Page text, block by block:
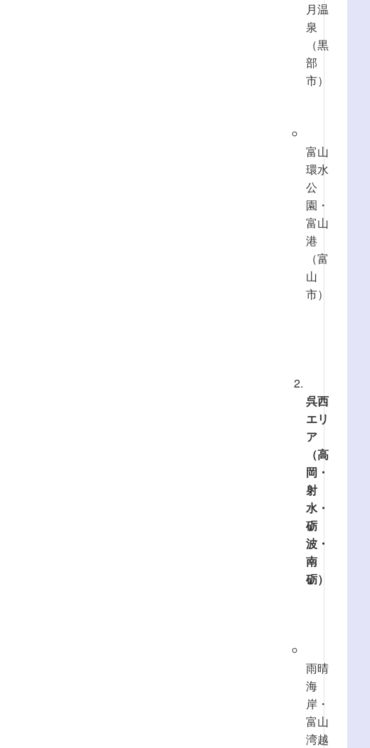
月温
泉
（黒
部
市）
富山
環水
公
園・
富山
港
（富
山
市）
呉西
エリ
ア
（高
岡・
射
水・
砺
波・
南
砺）
雨晴
海
岸・
富山
湾越